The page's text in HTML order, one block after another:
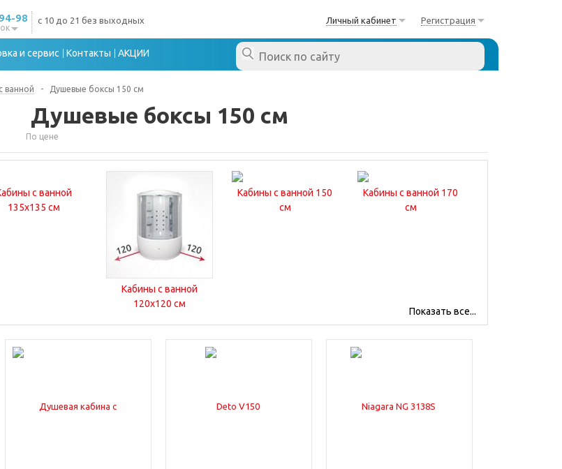
98 с 10 до 21 без выходных Личный кабинет Регистрация
и сервис Контакты АКЦИИ
ванной - Душевые боксы 150 см
Душевые боксы 150 см
По цене
с ванной
135x135 см
Кабины с ванной
120x120 см
Кабины с ванной 150
см
Кабины с ванной 170
см
Прямоугольные
Показать все...